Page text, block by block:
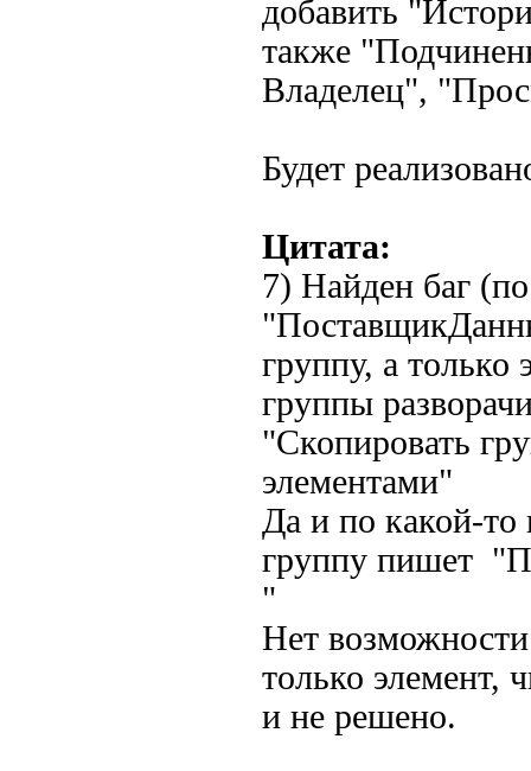
добавить
также
Владелец",
Будет
Цитата:
7) Найден баг
группу, а
группы
"Скопировать
элементами"
Да и по какой-то
группу пишет
"
Нет
только элемент,
и не решено.